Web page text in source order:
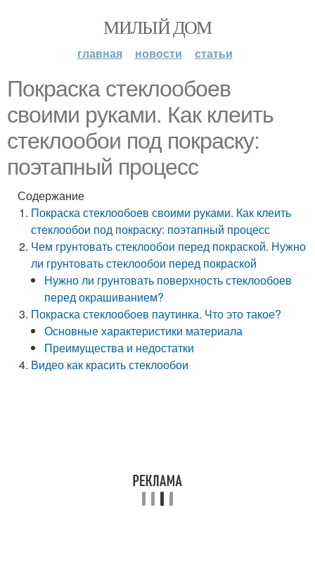
МИЛЫЙ ДОМ
главная новости статьи
Покраска стеклообоев
своими руками. Как клеить
стеклообои под покраску:
поэтапный процесс
Содержание
Покраска стеклообоев своими руками. Как клеить
стеклообои под покраску: поэтапный процесс
Чем грунтовать стеклообои перед покраской. Нужно
ли грунтовать стеклообои перед покраской
Нужно ли грунтовать поверхность стеклообоев
перед окрашиванием?
Покраска стеклообоев паутинка. Что это такое?
Основные характеристики материала
Преимущества и недостатки
Видео как красить стеклообои